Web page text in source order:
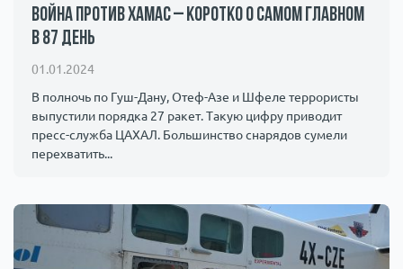
Коронавирус
Происшествия
Армия
ЧП И КРИМИНАЛ
Война против ХАМАС – коротко о самом главном
в 87 день
01.01.2024
В полночь по Гуш-Дану, Отеф-Азе и Шфеле террористы
выпустили порядка 27 ракет. Такую цифру приводит
пресс-служба ЦАХАЛ. Большинство снарядов сумели
перехватить...